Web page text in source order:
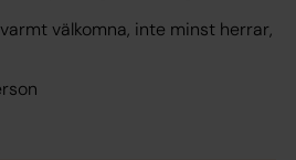
välkomna, inte minst herrar,